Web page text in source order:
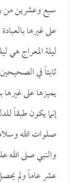
سبع وعشرين من
على غيرها
ليلة المعراج
ثابتاً في
يميزها على
إنما يكون طبقاً
صلوات الله
والنبي صلى الله
عشر عاماً ولم